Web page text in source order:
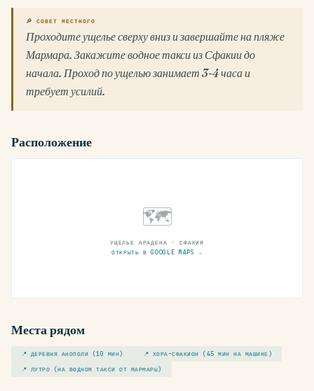
🔎 СОВЕТ МЕСТНОГО
Проходите ущелье сверху вниз и завершайте на пляже
Мармара. Закажите водное такси из Сфакии до
начала. Проход по ущелью занимает 3-4 часа и
требует усилий.
Расположение
🗺
УЩЕЛЬЕ АРАДЕНА · СФАКИЯ
ОТКРЫТЬ В GOOGLE MAPS →
Места рядом
📍 ДЕРЕВНЯ АНОПОЛИ (10 МИН) 📍 ХОРА-СФАКИОН (45 МИН НА МАШИНЕ)
📍 ЛУТРО (НА ВОДНОМ ТАКСИ ОТ МАРМАРЫ)